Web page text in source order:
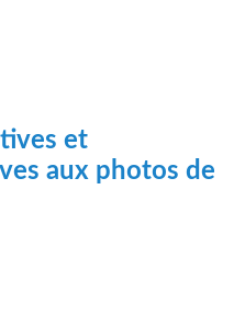
et
aux photos de